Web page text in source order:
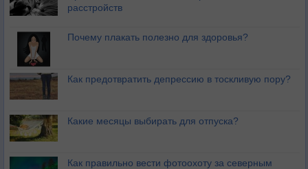
расстройств
Почему плакать полезно для здоровья?
Как предотвратить депрессию в тоскливую пору?
Какие месяцы выбирать для отпуска?
Как правильно вести фотоохоту за северным